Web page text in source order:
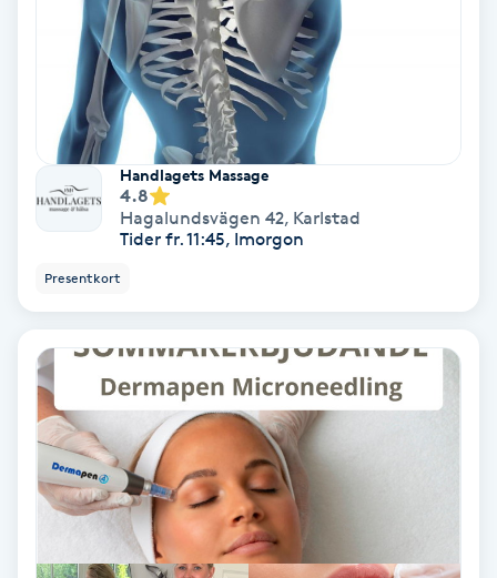
Eyeliner-tatuering
Face framing
Faceliftmassage
Fet hårbotten
Fibromassage
Fillers
Handlagets Massage
4.8
Hagalundsvägen 42, Karlstad
Tider fr. 11:45, Imorgon
Presentkort